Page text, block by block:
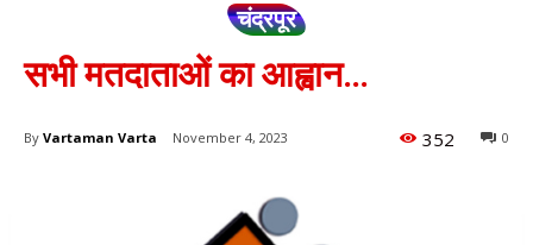
चंद्रपूर
सभी मतदाताओं का आह्वान…
By Vartaman Varta November 4, 2023 0
352